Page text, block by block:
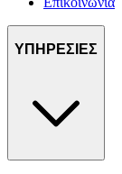
ΥΠΗΡΕΣΙΕΣ